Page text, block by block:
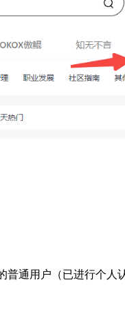
普通用户（已进行个人